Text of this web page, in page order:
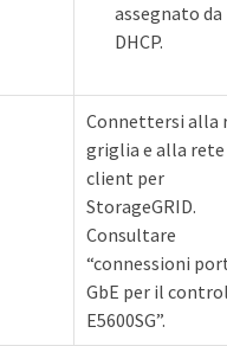
assegnato da
DHCP.
Connettersi alla
griglia e alla rete
client per
StorageGRID.
Consultare
“connessioni
GbE per il
E5600SG”.